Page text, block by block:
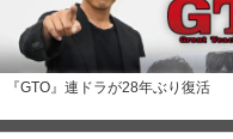
『GTO』連ドラが28年ぶり復活